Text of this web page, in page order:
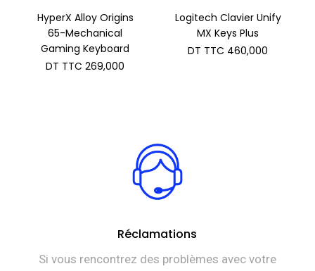
HyperX Alloy Origins
65-Mechanical
Gaming Keyboard
DT TTC 269,000
Logitech Clavier Unify
MX Keys Plus
DT TTC 460,000
Réclamations
Si vous rencontrez des problèmes avec votre